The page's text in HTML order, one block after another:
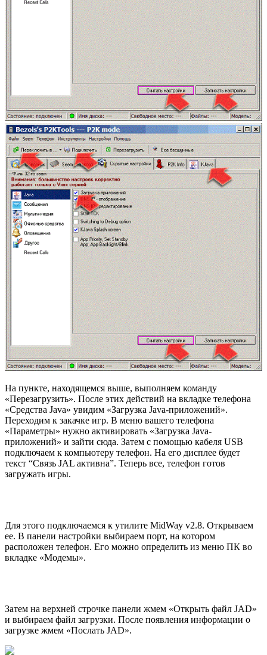
На пункте, находящемся выше, выполняем команду
«Перезагрузить». После этих действий на вкладке телефона
«Средства Java» увидим «Загрузка Java-приложений».
Переходим к закачке игр. В меню вашего телефона
«Параметры» нужно активировать «Загрузка Java-
приложений» и зайти сюда. Затем с помощью кабеля USB
подключаем к компьютеру телефон. На его дисплее будет
текст “Связь JAL активна”. Теперь все, телефон готов
загружать игры.
Для этого подключаемся к утилите MidWay v2.8. Открываем
ее. В панели настройки выбираем порт, на котором
расположен телефон. Его можно определить из меню ПК во
вкладке «Модемы».
Затем на верхней строчке панели жмем «Открыть файл JAD»
и выбираем файл загрузки. После появления информации о
загрузке жмем «Послать JAD».